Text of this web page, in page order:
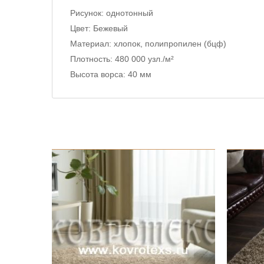
Рисунок: однотонный
Цвет: Бежевый
Материал: хлопок, полипропилен (бцф)
Плотность: 480 000 узл./м²
Высота ворса: 40 мм